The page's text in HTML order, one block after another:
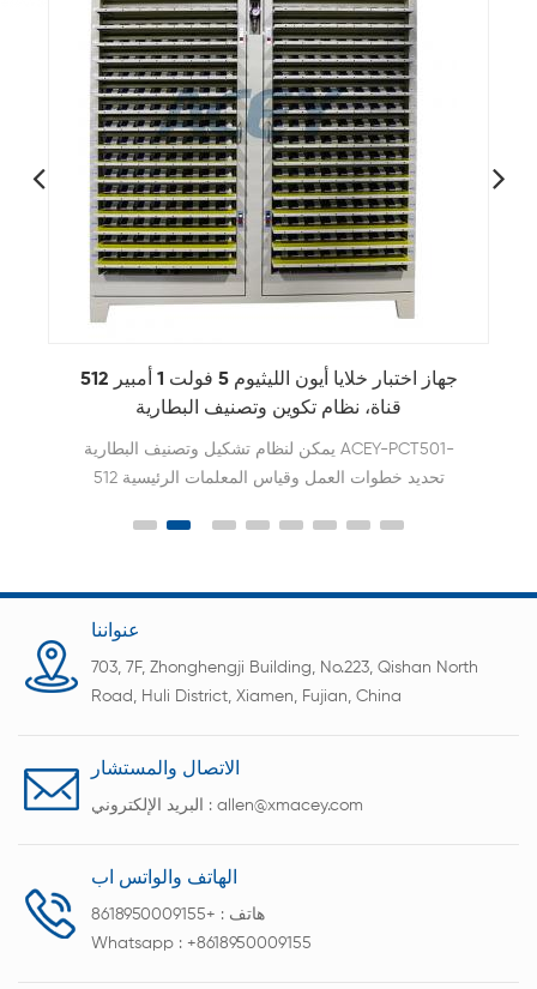
5V10A 5V20A 5V30A اختبار قدرة الخلية المنشورية
ليثيوم أيون
128 256 512 قناة عالية الحالية اختبار قدرة بطارية خلية
ليثيوم أيون
عنواننا
703, 7F, Zhonghengji Building, No.223, Qishan North
Road, Huli District, Xiamen, Fujian, China
الاتصال والمستشار
البريد الإلكتروني : allen@xmacey.com
الهاتف والواتس اب
هاتف : +8618950009155
Whatsapp : +8618950009155